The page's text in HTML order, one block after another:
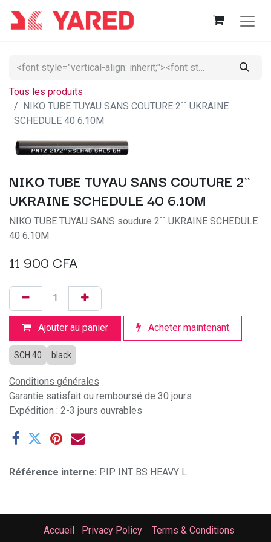
Tous les produits
NIKO TUBE TUYAU SANS COUTURE 2`` UKRAINE
SCHEDULE 40 6.10M
NIKO TUBE TUYAU SANS COUTURE 2``
UKRAINE SCHEDULE 40 6.10M
NIKO TUBE TUYAU SANS soudure 2`` UKRAINE SCHEDULE
40 6.10M
11 900 CFA
Ajouter au panier Acheter maintenant
SCH 40 black
Conditions générales
Garantie satisfait ou remboursé de 30 jours
Expédition : 2-3 jours ouvrables
Référence interne: PIP INT BS HEAVY L
Accueil Privacy Policy Terms & Conditions